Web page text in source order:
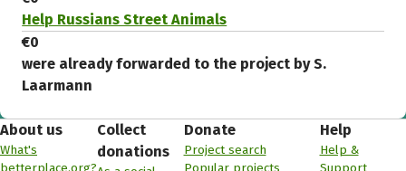
Help Russians Street Animals
€0
were already forwarded to the project by S.
Laarmann
About us
What's
Collect
donations
Donate
Project search
Help
Help &